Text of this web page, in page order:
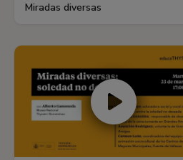
Miradas diversas